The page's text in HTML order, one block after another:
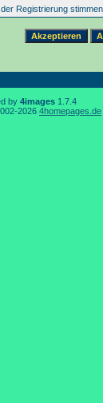
Registrierung
by 4images 1.7.4
2026 4homepages.de